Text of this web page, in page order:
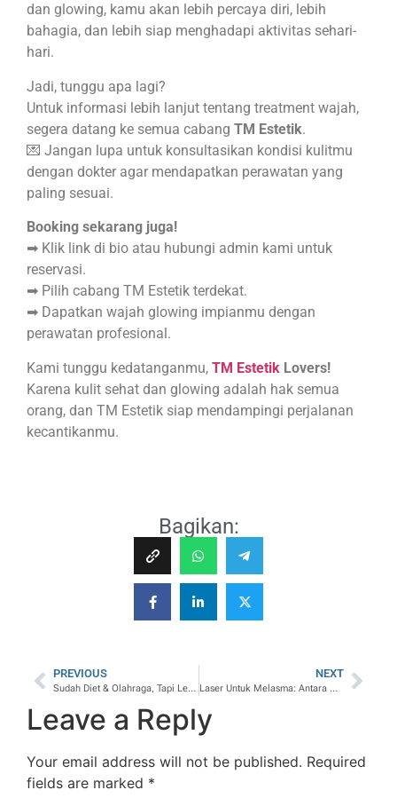
dan glowing, kamu akan lebih percaya diri, lebih
bahagia, dan lebih siap menghadapi aktivitas sehari-
hari.
Jadi, tunggu apa lagi?
Untuk informasi lebih lanjut tentang treatment wajah,
segera datang ke semua cabang TM Estetik.
💌 Jangan lupa untuk konsultasikan kondisi kulitmu
dengan dokter agar mendapatkan perawatan yang
paling sesuai.
Booking sekarang juga!
➡ Klik link di bio atau hubungi admin kami untuk
reservasi.
➡ Pilih cabang TM Estetik terdekat.
➡ Dapatkan wajah glowing impianmu dengan
perawatan profesional.
Kami tunggu kedatanganmu, TM Estetik Lovers!
Karena kulit sehat dan glowing adalah hak semua
orang, dan TM Estetik siap mendampingi perjalanan
kecantikanmu.
Bagikan:
PREVIOUS
Sudah Diet & Olahraga, Tapi Lemak Membandel Masih Nempel? Ini Solusinya!
NEXT
Laser Untuk Melasma: Antara Mitos Dan Fakta
Leave a Reply
Your email address will not be published. Required
fields are marked *